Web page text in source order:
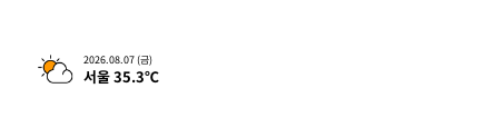
2026.08.07 (금)
서울 35.3℃
-20744초 전 >민주 콩고 에볼라환자 4천명 돌파, 4053명 발생 1850명
-19994초 전 >[속보]'300억원대 사기 혐의' 차가원 대표 구속 송치